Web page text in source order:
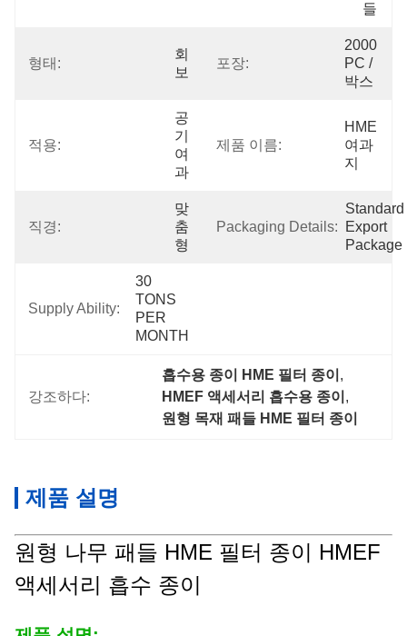
들
형태:
회
보
포장:
2000
PC /
박스
적용:
공
기
여
과
제품 이름:
HME
여과
지
직경:
맞
춤
형
Packaging Details:
Standard
Export
Package
Supply Ability:
30
TONS
PER
MONTH
강조하다:
흡수용 종이 HME 필터 종이 ,
HMEF 액세서리 흡수용 종이 ,
원형 목재 패들 HME 필터 종이
제품 설명
원형 나무 패들 HME 필터 종이 HMEF
액세서리 흡수 종이